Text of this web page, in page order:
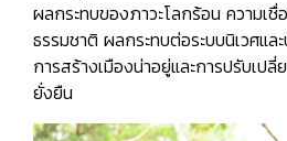
ผลกระทบของภาวะโลกร้อน ความเ
ธรรมชาติ ผลกระทบต่อระบบนิเวศแ
การสร้างเมืองน่าอยู่และการปรับเป
ยั่งยืน